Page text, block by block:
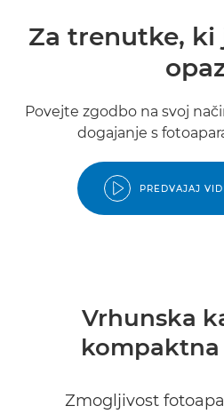
Za trenutke, ki
Povejte zgodbo na svoj
dogajanje s
PREDVAJAJ
Vrhunska
Zmogljivost